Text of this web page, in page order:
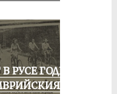
РУСЕ ГОДИНА